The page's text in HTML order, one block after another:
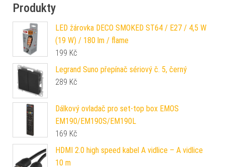
Produkty
LED žárovka DECO SMOKED ST64 / E27 / 4,5 W
(19 W) / 180 lm / flame
199 Kč
Legrand Suno přepínač sériový č. 5, černý
289 Kč
Dálkový ovladač pro set-top box EMOS
EM190/EM190S/EM190L
169 Kč
HDMI 2.0 high speed kabel A vidlice – A vidlice
10 m